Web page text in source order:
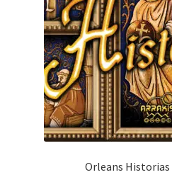
Orleans Historias